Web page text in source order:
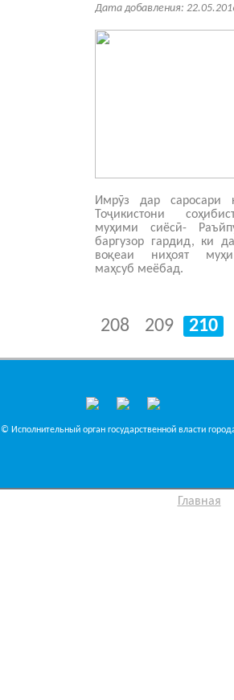
Дата добавления:
Имрӯз дар саросари
Тоҷикистони
муҳими сиёсӣ-
баргузор гардид, ки
воқеаи ниҳоят
маҳсуб меёбад.
208 209 210
© Исполнительный орган государственной власти
Главная